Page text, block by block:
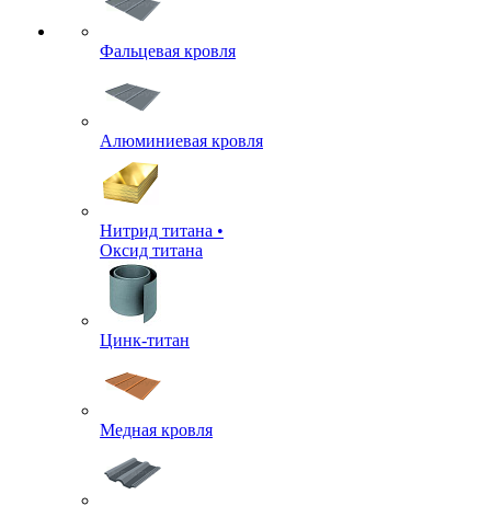
Фальцевая кровля
Алюминиевая кровля
Нитрид титана •
Оксид титана
Цинк-титан
Медная кровля